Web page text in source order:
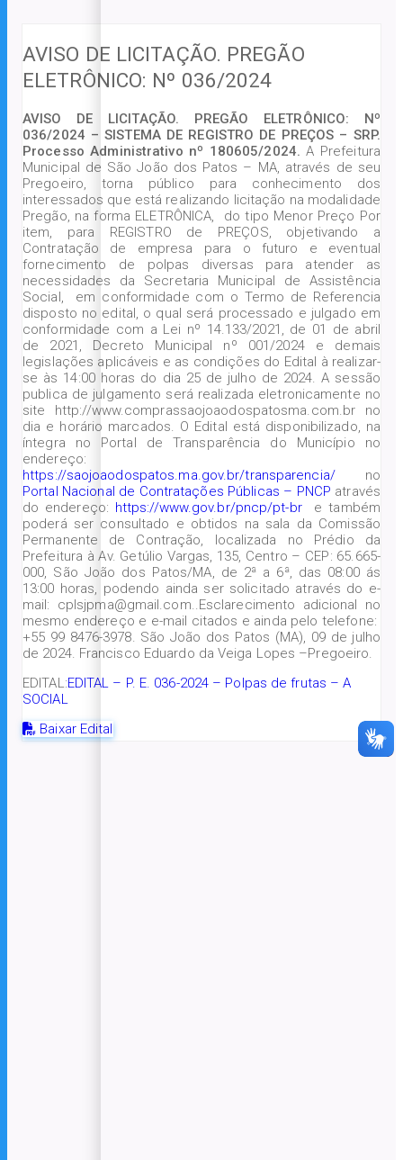
AVISO DE LICITAÇÃO. PREGÃO
ELETRÔNICO: Nº 036/2024
AVISO DE LICITAÇÃO. PREGÃO ELETRÔNICO: Nº
036/2024 – SISTEMA DE REGISTRO DE PREÇOS – SRP.
Processo Administrativo nº 180605/2024.A Prefeitura
Municipal de São João dos Patos – MA, através de seu
Pregoeiro, torna público para conhecimento dos
interessados que está realizando licitação na modalidade
Pregão, na forma ELETRÔNICA, do tipo Menor Preço Por
item, para REGISTRO de PREÇOS, objetivando a
Contratação de empresa para o futuro e eventual
fornecimento de polpas diversas para atender as
necessidades da Secretaria Municipal de Assistência
Social, em conformidade com o Termo de Referencia
disposto no edital, o qual será processado e julgado em
conformidade com a Lei nº 14.133/2021, de 01 de abril
de 2021, Decreto Municipal nº 001/2024 e demais
legislações aplicáveis e as condições do Edital à realizar-
se às 14:00 horas do dia 25 de julho de 2024. A sessão
publica de julgamento será realizada eletronicamente no
site http://www.comprassaojoaodospatosma.com.br no
dia e horário marcados. O Edital está disponibilizado, na
íntegra no Portal de Transparência do Município no
endereço:
https://saojoaodospatos.ma.gov.br/transparencia/no
Portal Nacional de Contratações Públicas – PNCP através
do endereço: https://www.gov.br/pncp/pt-bre também
poderá ser consultado e obtidos na sala da Comissão
Permanente de Contração, localizada no Prédio da
Prefeitura à Av. Getúlio Vargas, 135, Centro – CEP: 65.665-
000, São João dos Patos/MA, de 2ª a 6ª, das 08:00 ás
13:00 horas, podendo ainda ser solicitado através do e-
mail: cplsjpma@gmail.com..Esclarecimento adicional no
mesmo endereço e e-mail citados e ainda pelo telefone:
+55 99 8476-3978. São João dos Patos (MA), 09 de julho
de 2024. Francisco Eduardo da Veiga Lopes –Pregoeiro.
EDITAL:EDITAL – P. E. 036-2024 – Polpas de frutas – A
SOCIAL
Baixar Edital